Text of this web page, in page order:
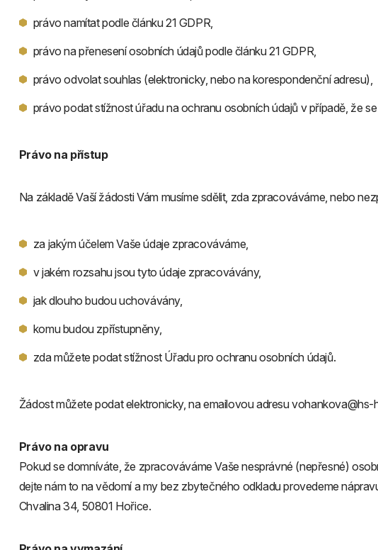
právo namítat podle článku 21 GDPR,
právo na přenesení osobních údajů podle článku 21 GDPR,
právo odvolat souhlas (elektronicky, nebo na korespondenční adresu),
právo podat stížnost úřadu na ochranu osobních údajů v případě, že
Právo na přístup
Na základě Vaší žádosti Vám musíme sdělit, zda zpracováváme, nebo
za jakým účelem Vaše údaje zpracováváme,
v jakém rozsahu jsou tyto údaje zpracovávány,
jak dlouho budou uchovávány,
komu budou zpřístupněny,
zda můžete podat stížnost Úřadu pro ochranu osobních údajů.
Žádost můžete podat elektronicky, na emailovou adresu
Právo na opravu
Pokud se domníváte, že zpracováváme Vaše nesprávné (nepřesné)
dejte nám to na vědomí a my bez zbytečného odkladu provedeme
Chvalina 34, 50801 Hořice.